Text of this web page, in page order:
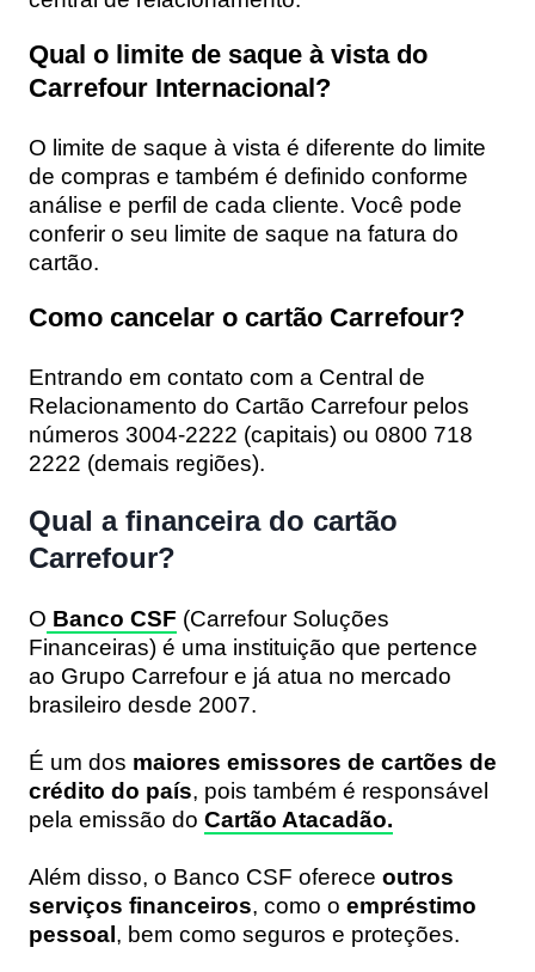
Qual o limite de saque à vista do
Carrefour Internacional?
O limite de saque à vista é diferente do limite
de compras e também é definido conforme
análise e perfil de cada cliente. Você pode
conferir o seu limite de saque na fatura do
cartão.
Como cancelar o cartão Carrefour?
Entrando em contato com a Central de
Relacionamento do Cartão Carrefour pelos
números 3004-2222 (capitais) ou 0800 718
2222 (demais regiões).
Qual a financeira do cartão
Carrefour?
O Banco CSF (Carrefour Soluções
Financeiras) é uma instituição que pertence
ao Grupo Carrefour e já atua no mercado
brasileiro desde 2007.
É um dos maiores emissores de cartões de
crédito do país, pois também é responsável
pela emissão do Cartão Atacadão.
Além disso, o Banco CSF oferece outros
serviços financeiros, como o empréstimo
pessoal, bem como seguros e proteções.